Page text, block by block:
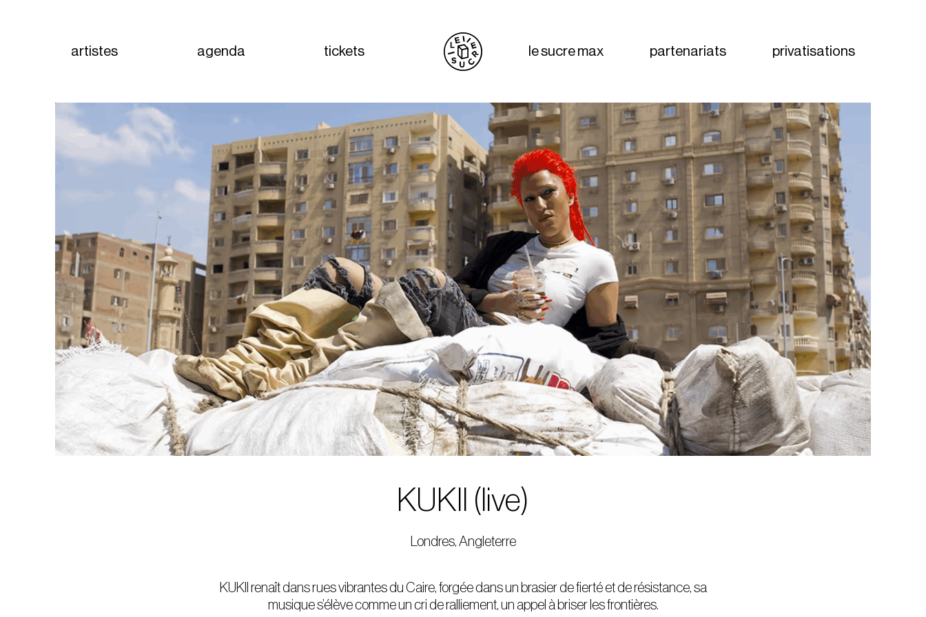
artistes agenda tickets le sucre max partenariats privatisations
KUKII (live)
Londres, Angleterre
KUKII renaît dans rues vibrantes du Caire, forgée dans un brasier de fierté et de résistance, sa
musique s’élève comme un cri de ralliement, un appel à briser les frontières.